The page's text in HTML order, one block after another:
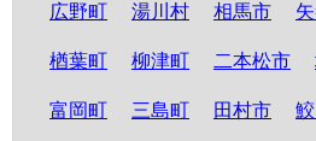
広野町 湯川村 相馬市
楢葉町 柳津町 二本松市
富岡町 三島町 田村市